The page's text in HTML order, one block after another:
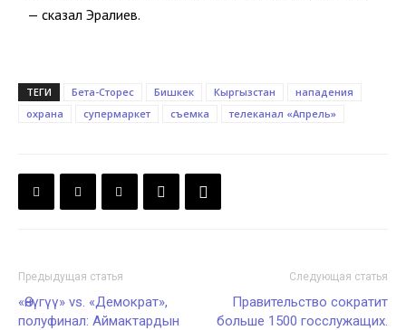
— сказал Эралиев.
ТЕГИ Бета-Сторес Бишкек Кыргызстан
нападения
охрана
супермаркет съемка телеканал «Апрель»
Предыдущая статья
«Өнүгүү» vs. «Демократ»,
полуфинал: Аймактардын
Следующая статья
Правительство сократит
больше 1500 госслужащих.